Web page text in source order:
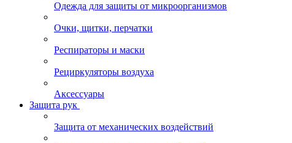
Одежда для защиты от микроорганизмов
Очки, щитки, перчатки
Респираторы и маски
Рециркуляторы воздуха
Аксессуары
Защита рук
Защита от механических воздействий